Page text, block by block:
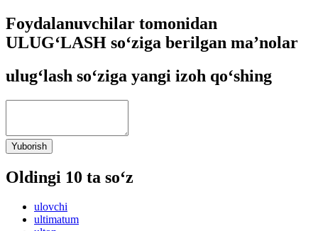
Foydalanuvchilar tomonidan
ULUG‘LASH so‘ziga berilgan ma’nolar
ulug‘lash so‘ziga yangi izoh qo‘shing
Yuborish
Oldingi 10 ta so‘z
ulovchi
ultimatum